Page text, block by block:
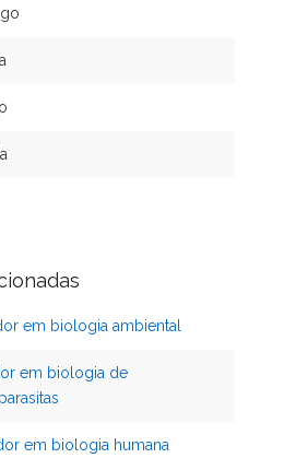
em biologia ambiental
em biologia de
em biologia humana